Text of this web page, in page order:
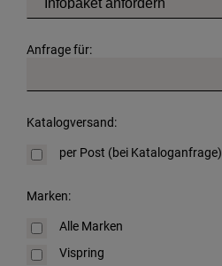
Anfrage für:
Katalogversand:
per Post (bei Kataloganfrage)
Marken:
Alle Marken
Vispring